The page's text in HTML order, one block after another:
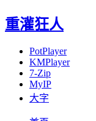
重灌狂人
PotPlayer
KMPlayer
7-Zip
MyIP
大字